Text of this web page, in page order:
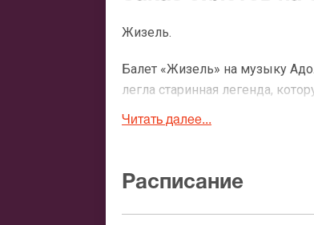
Жизель.
Балет «Жизель» на музыку
легла старинная легенда,
Гейне. Полное название
Коралли, Анри Сен-Жорж.
новая постановка известного
Читать далее...
Расписание